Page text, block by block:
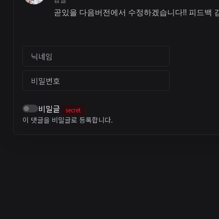
곧있을 다음버전에서 수정하겠습니다!! 피드백
닉네임
비밀번호
비밀글 secret
이 댓글을 비밀글로 등록합니다.